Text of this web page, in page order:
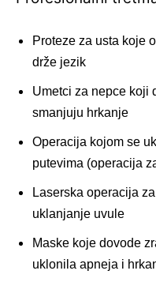
Proteze za usta koje
drže jezik
Umetci za nepce koji
smanjuju hrkanje
Operacija kojom se
putevima (operacija
Laserska operacija
uklanjanje uvule
Maske koje dovode
uklonila apneja i